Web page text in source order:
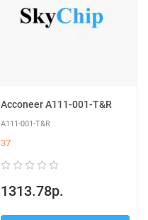
Acconeer A111-001-T&R
A111-001-T&R
37
1313.78р.